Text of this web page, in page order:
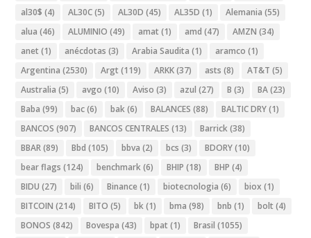
al30$ (4) AL30C(5) AL30D (45) AL35D (1) Alemania (55)
alua (46) ALUMINIO (49) amat (1) amd (47) AMZN (34)
anet (1) anécdotas (3) Arabia Saudita (1) aramco (1)
Argentina (2530) Argt (119) ARKK(37) asts (8) AT&T (5)
Australia (5) avgo (10) Aviso (3) azul (27) B (3) BA(23)
Baba (99) bac(6) bak(6) BALANCES (88) BALTIC DRY(1)
BANCOS (907) BANCOS CENTRALES (13) Barrick(38)
BBAR(89) Bbd (105) bbva (2) bcs (3) BDORY(10)
bear flags (124) benchmark(6) BHIP (18) BHP (4)
BIDU (27) bili (6) Binance (1) biotecnologia (6) biox (1)
BITCOIN (214) BITO (5) bk(1) bma (98) bnb (1) bolt (4)
BONOS (842) Bovespa (43) bpat (1) Brasil (1055)